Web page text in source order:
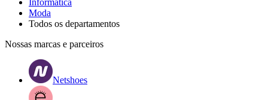
Moda
Todos os departamentos
Nossas marcas e parceiros
Netshoes